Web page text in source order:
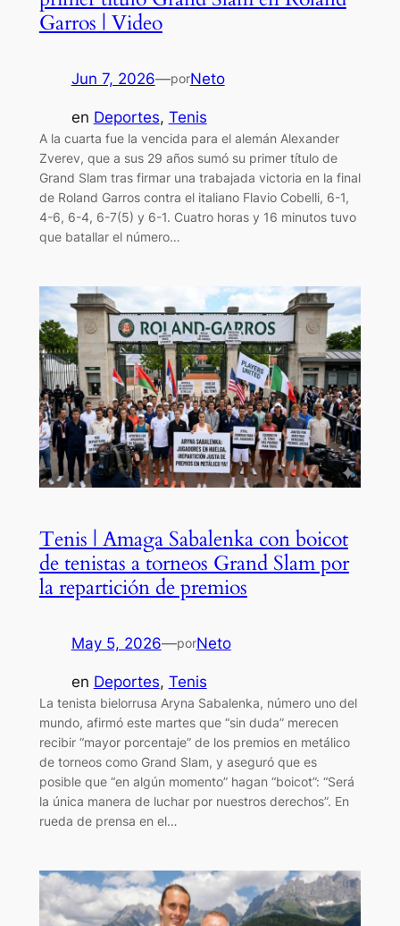
Garros | Video
Jun 7, 2026—porNeto
en Deportes, Tenis
A la cuarta fue la vencida para el alemán Alexander
Zverev, que a sus 29 años sumó su primer título de
Grand Slam tras firmar una trabajada victoria en la final
de Roland Garros contra el italiano Flavio Cobelli, 6-1,
4-6, 6-4, 6-7(5) y 6-1. Cuatro horas y 16 minutos tuvo
que batallar el número…
Tenis | Amaga Sabalenka con boicot
de tenistas a torneos Grand Slam por
la repartición de premios
May 5, 2026—porNeto
en Deportes, Tenis
La tenista bielorrusa Aryna Sabalenka, número uno del
mundo, afirmó este martes que “sin duda” merecen
recibir “mayor porcentaje” de los premios en metálico
de torneos como Grand Slam, y aseguró que es
posible que “en algún momento” hagan “boicot”: “Será
la única manera de luchar por nuestros derechos”. En
rueda de prensa en el…